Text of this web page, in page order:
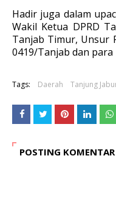
Hadir juga dalam
Wakil Ketua DPRD
Tanjab Timur, Unsur
0419/Tanjab dan para
Tags: Daerah Tanjung
POSTING KOMENTAR